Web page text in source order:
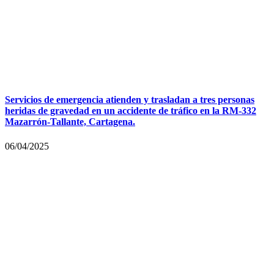
Servicios de emergencia atienden y trasladan a tres personas
heridas de gravedad en un accidente de tráfico en la RM-332
Mazarrón-Tallante, Cartagena.
06/04/2025